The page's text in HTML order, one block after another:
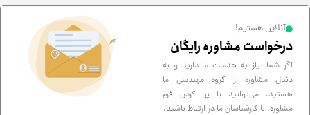
آنلاین هستیم!
درخواست مشاوره رایگان
اگر شما نیاز به خدمات ما دارید و به
دنبال مشاوره از گروه مهندسی ما
هستید، می‌توانید با پر کردن فرم
مشاوره، با کارشناسان ما در ارتباط باشید.